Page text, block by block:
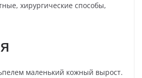
маленький кожный вырост.